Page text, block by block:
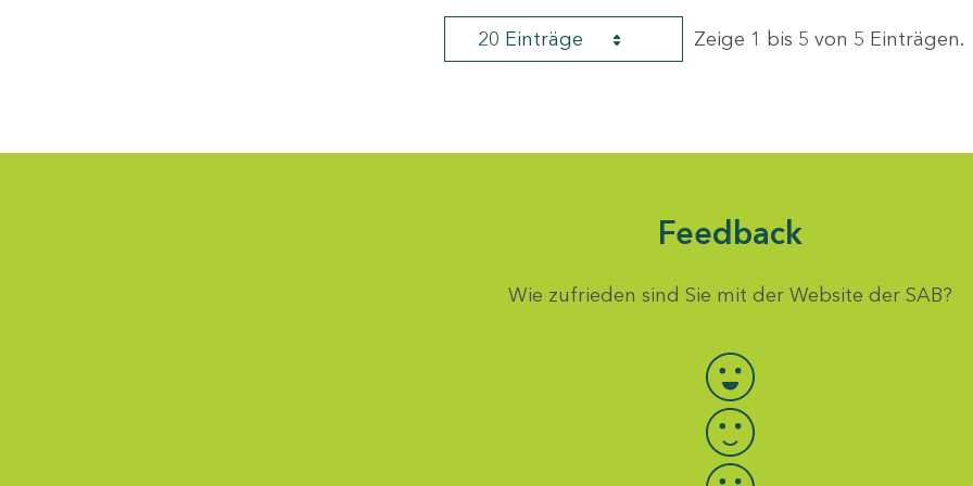
20 Einträge Zeige 1 bis 5 von 5 Einträgen.
Feedback
Wie zufrieden sind Sie mit der Website der SAB?
Bewertung auswählen